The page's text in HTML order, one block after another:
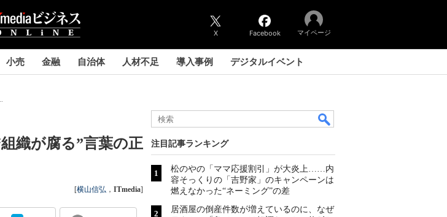
X Facebook マイページ
小売 金融 自治体 人材不足 導入事例 デジタルイベント
織が腐る”言葉の正
[横山信弘 ， ITmedia]
注目記事ランキング
松のやの「ママ応援割引」が大炎上……内
容そっくりの「吉野家」のキャンペーンは
燃えなかった“ネーミング”の差
居酒屋の倒産件数が増えているのに、なぜ